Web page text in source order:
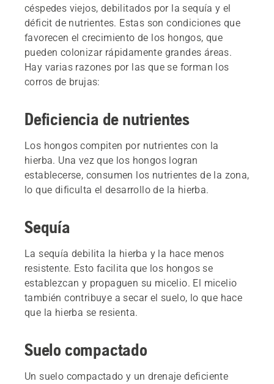
céspedes viejos, debilitados por la sequía y el
déficit de nutrientes. Estas son condiciones que
favorecen el crecimiento de los hongos, que
pueden colonizar rápidamente grandes áreas.
Hay varias razones por las que se forman los
corros de brujas:
Deficiencia de nutrientes
Los hongos compiten por nutrientes con la
hierba. Una vez que los hongos logran
establecerse, consumen los nutrientes de la zona,
lo que dificulta el desarrollo de la hierba.
Sequía
La sequía debilita la hierba y la hace menos
resistente. Esto facilita que los hongos se
establezcan y propaguen su micelio. El micelio
también contribuye a secar el suelo, lo que hace
que la hierba se resienta.
Suelo compactado
Un suelo compactado y un drenaje deficiente